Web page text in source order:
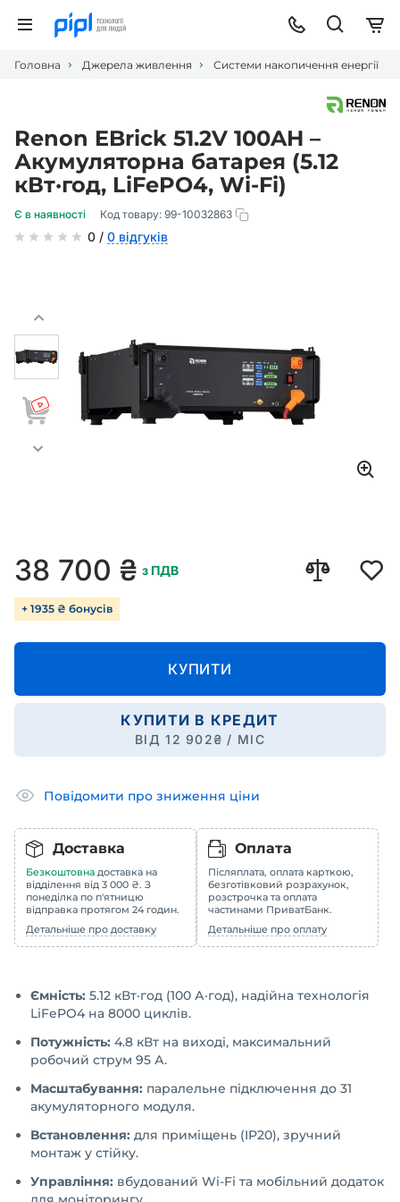
Головна Джерела живлення Системи накопичення енергії
Renon EBrick 51.2V 100AH –
Акумуляторна батарея (5.12
кВт·год, LiFePO4, Wi-Fi)
Є в наявності Код товару: 99-10032863
0 / 0 відгуків
38 700 ₴ з ПДВ
+ 1935 ₴ бонусів
КУПИТИ
КУПИТИ В КРЕДИТ
ВІД12 902₴ / МІС
Повідомити про зниження ціни
Доставка
Безкоштовна доставка на
відділення від 3 000 ₴. З
понеділка по п'ятницю
відправка протягом 24 годин.
Детальніше про доставку
Оплата
Післяплата, оплата карткою,
безготівковий розрахунок,
розстрочка та оплата
частинами ПриватБанк.
Детальніше про оплату
Ємність: 5.12 кВт·год (100 А·год), надійна технологія
LiFePO4 на 8000 циклів.
Потужність: 4.8 кВт на виході, максимальний
робочий струм 95 А.
Масштабування: паралельне підключення до 31
акумуляторного модуля.
Встановлення: для приміщень (IP20), зручний
монтаж у стійку.
Управління: вбудований Wi-Fi та мобільний додаток